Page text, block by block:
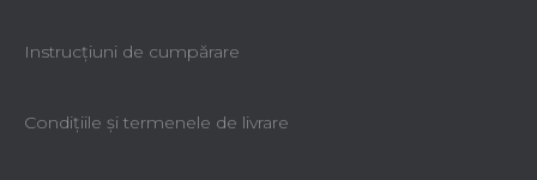
Instrucțiuni de cumpărare
Condiţiile şi termenele de livrare